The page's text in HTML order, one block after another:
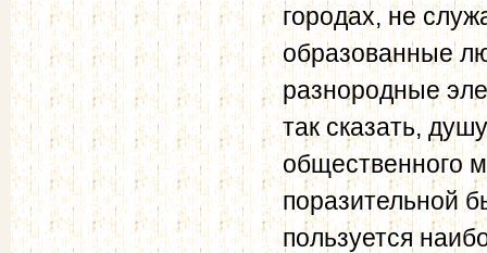
городах, не
образованные
разнородные
так сказать,
общественного
поразительной
пользуется